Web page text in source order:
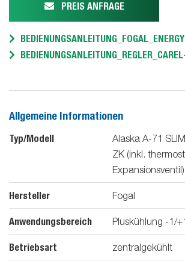
PREIS ANFRAGE
Allgemeine Informationen
Typ/Modell
Alaska A-71
ZK (inkl.
Expansionsventil)
Hersteller Fogal
Anwendungsbereich Pluskühlung -1/
Betriebsart zentralgekühlt